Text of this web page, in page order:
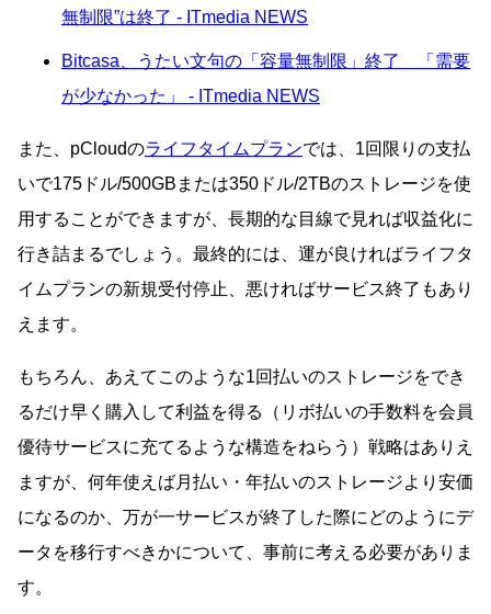
無制限”は終了 - ITmedia NEWS
Bitcasa、うたい文句の「容量無制限」終了 「需要
が少なかった」 - ITmedia NEWS
また、pCloudのライフタイムプランでは、1回限りの支払
いで175ドル/500GBまたは350ドル/2TBのストレージを使
用することができますが、長期的な目線で見れば収益化に
行き詰まるでしょう。最終的には、運が良ければライフタ
イムプランの新規受付停止、悪ければサービス終了もあり
えます。
もちろん、あえてこのような1回払いのストレージをでき
るだけ早く購入して利益を得る（リボ払いの手数料を会員
優待サービスに充てるような構造をねらう）戦略はありえ
ますが、何年使えば月払い・年払いのストレージより安価
になるのか、万が一サービスが終了した際にどのようにデ
ータを移行すべきかについて、事前に考える必要がありま
す。